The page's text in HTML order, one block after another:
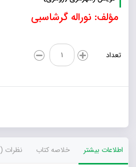
مؤلف: نوراله گرشاسبی
تعداد
گویش
رامهرمزی
(رومزی)
اطلاعات بیشتر خلاصه کتاب نظرات (1)